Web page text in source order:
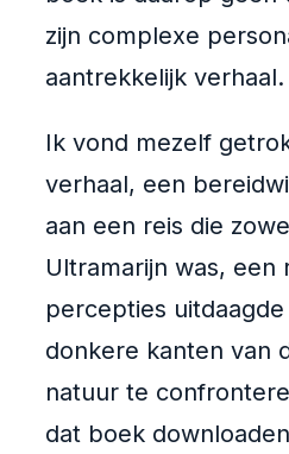
zijn complexe
aantrekkelijk verhaal.
Ik vond mezelf
verhaal, een
aan een reis die
Ultramarijn was, een
percepties
donkere kanten van
natuur te
dat boek